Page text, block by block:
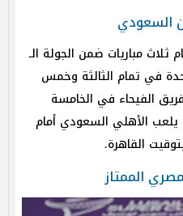
السعودي
مباريات ضمن الجولة الـ
في تمام الثالثة وخمس
الفيحاء في الخامسة
الأهلي السعودي أمام
القاهرة.
الممتاز